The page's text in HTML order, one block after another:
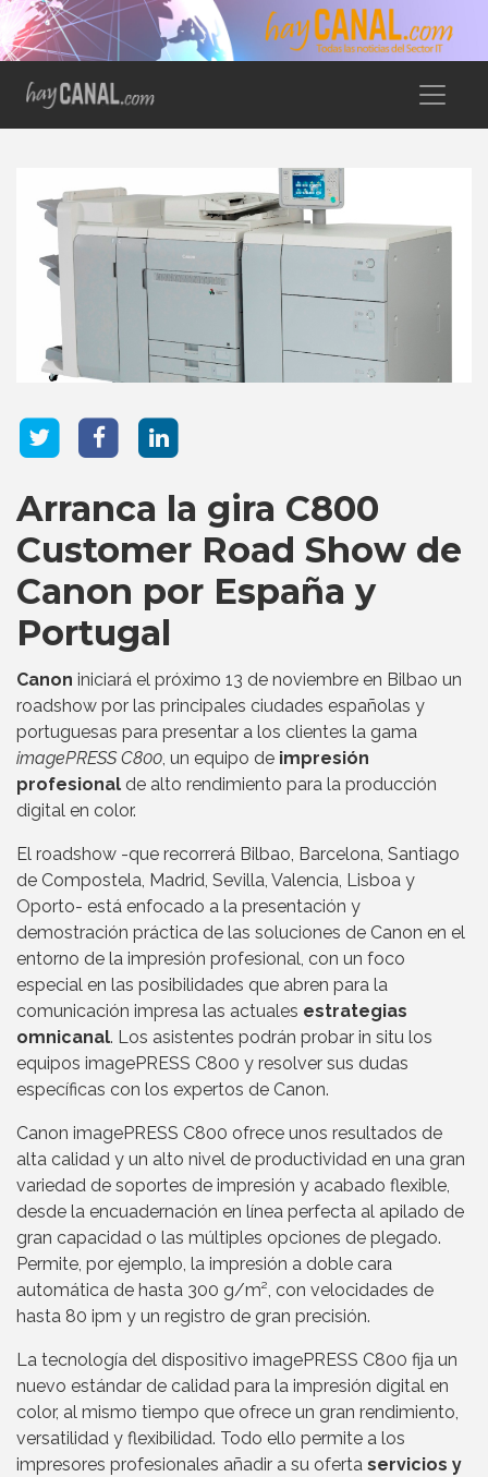
Arranca la gira C800
Customer Road Show de
Canon por España y
Portugal
Canon iniciará el próximo 13 de noviembre en Bilbao un
roadshow por las principales ciudades españolas y
portuguesas para presentar a los clientes la gama
imagePRESS C800, un equipo de impresión
profesional de alto rendimiento para la producción
digital en color.
El roadshow -que recorrerá Bilbao, Barcelona, Santiago
de Compostela, Madrid, Sevilla, Valencia, Lisboa y
Oporto- está enfocado a la presentación y
demostración práctica de las soluciones de Canon en el
entorno de la impresión profesional, con un foco
especial en las posibilidades que abren para la
comunicación impresa las actuales estrategias
omnicanal. Los asistentes podrán probar in situ los
equipos imagePRESS C800 y resolver sus dudas
específicas con los expertos de Canon.
Canon imagePRESS C800 ofrece unos resultados de
alta calidad y un alto nivel de productividad en una gran
variedad de soportes de impresión y acabado flexible,
desde la encuadernación en línea perfecta al apilado de
gran capacidad o las múltiples opciones de plegado.
Permite, por ejemplo, la impresión a doble cara
automática de hasta 300 g/m², con velocidades de
hasta 80 ipm y un registro de gran precisión.
La tecnología del dispositivo imagePRESS C800 fija un
nuevo estándar de calidad para la impresión digital en
color, al mismo tiempo que ofrece un gran rendimiento,
versatilidad y flexibilidad. Todo ello permite a los
impresores profesionales añadir a su oferta servicios y